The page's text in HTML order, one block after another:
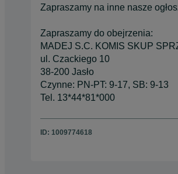
Zapraszamy na inne nasze
Zapraszamy do obejrzenia:
MADEJ S.C. KOMIS SKUP
ul. Czackiego 10
38-200 Jasło
Czynne: PN-PT: 9-17, SB: 9-13
Tel. 13*44*81*000
ID: 1009774618